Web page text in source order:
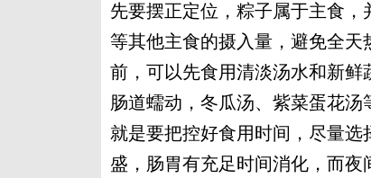
先要摆正定位，粽子属于主食
等其他主食的摄入量，避免全
前，可以先食用清淡汤水和新
肠道蠕动，冬瓜汤、紫菜蛋花
就是要把控好食用时间，尽量
盛，肠胃有充足时间消化，而夜